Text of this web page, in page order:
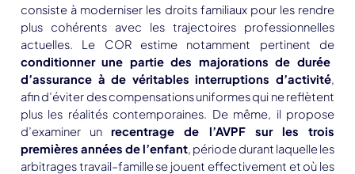
consiste à moderniser les droits familiaux pour les rendre
plus cohérents avec les trajectoires professionnelles
actuelles. Le COR estime notamment pertinent de
conditionner une partie des majorations de durée
d’assurance à de véritables interruptions d’activité,
afin d’éviter des compensations uniformes qui ne reflètent
plus les réalités contemporaines. De même, il propose
d’examiner unrecentrage de l’AVPF sur les trois
premières années de l’enfant, période durant laquelle les
arbitrages travail–famille se jouent effectivement et où les